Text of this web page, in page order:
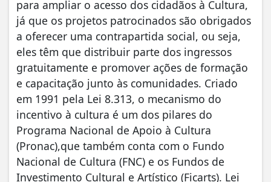
para ampliar o acesso dos cidadãos à Cultura,
já que os projetos patrocinados são obrigados
a oferecer uma contrapartida social, ou seja,
eles têm que distribuir parte dos ingressos
gratuitamente e promover ações de formação
e capacitação junto às comunidades. Criado
em 1991 pela Lei 8.313, o mecanismo do
incentivo à cultura é um dos pilares do
Programa Nacional de Apoio à Cultura
(Pronac),que também conta com o Fundo
Nacional de Cultura (FNC) e os Fundos de
Investimento Cultural e Artístico (Ficarts). Lei